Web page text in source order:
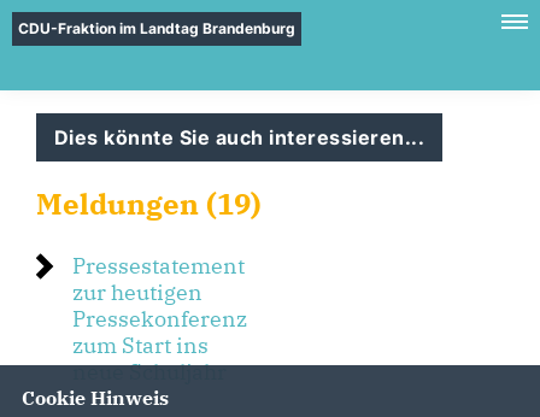
CDU-Fraktion im Landtag Brandenburg
Dies könnte Sie auch interessieren...
Meldungen (19)
Pressestatement
zur heutigen
Pressekonferenz
zum Start ins
neue Schuljahr
Cookie Hinweis